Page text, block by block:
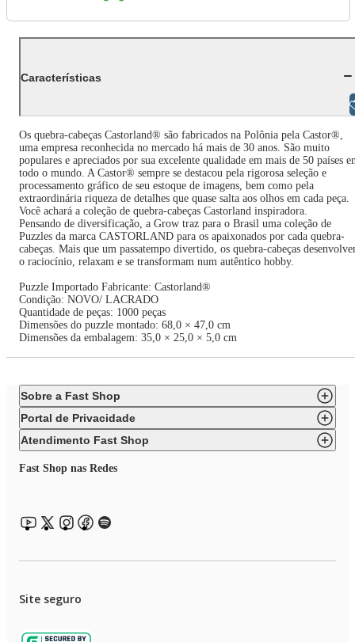
Características
Os quebra-cabeças Castorland® são fabricados na Polônia pela Castor®,
uma empresa reconhecida no mercado há mais de 30 anos. São muito
populares e apreciados por sua excelente qualidade em mais de 50 países
todo o mundo. A Castor® sempre se destacou pela rigorosa seleção e
processamento gráfico de seu estoque de imagens, bem como pela
extraordinária riqueza de detalhes que quase salta aos olhos em cada peça.
Você achará a coleção de quebra-cabeças Castorland inspiradora.
Pensando de diversificação, a Grow traz para o Brasil uma coleção de
Puzzles da marca CASTORLAND para os apaixonados por cada quebra-
cabeças. Mais que um passatempo divertido, os quebra-cabeças
o raciocínio, relaxam e se transformam num autêntico hobby.
Puzzle Importado Fabricante: Castorland®
Condição: NOVO/ LACRADO
Quantidade de peças: 1000 peças
Dimensões do puzzle montado: 68,0 × 47,0 cm
Dimensões da embalagem: 35,0 × 25,0 × 5,0 cm
Sobre a Fast Shop
Portal de Privacidade
Atendimento Fast Shop
Fast Shop nas Redes
Site seguro